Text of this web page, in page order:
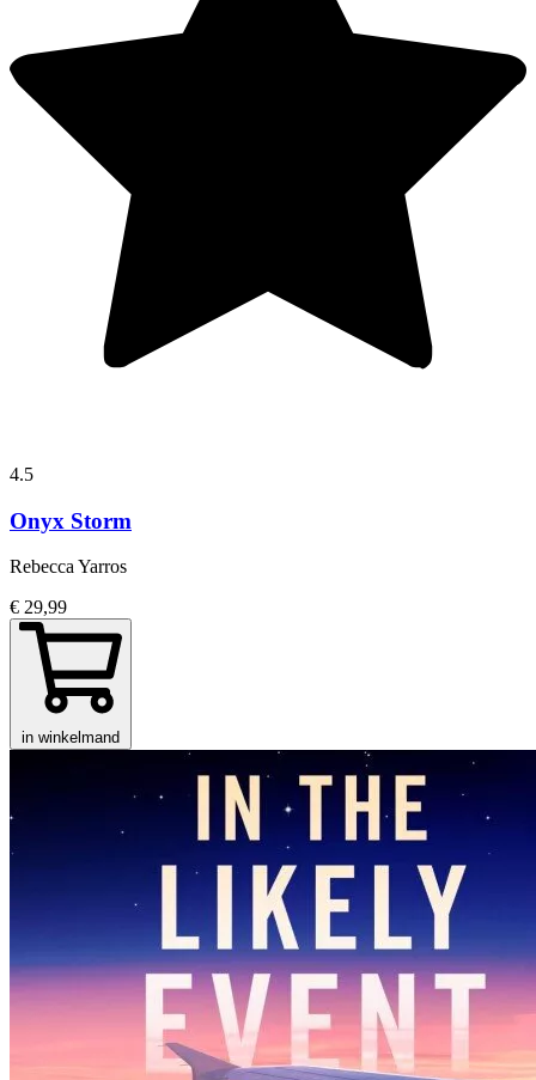
4.5
Onyx Storm
Rebecca Yarros
€ 29,99
in winkelmand